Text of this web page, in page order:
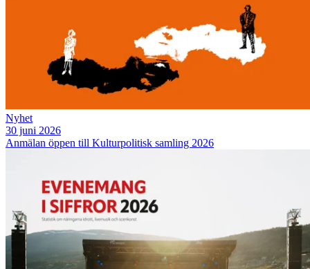
Nyhet
30 juni 2026
Anmälan öppen till Kulturpolitisk samling 2026